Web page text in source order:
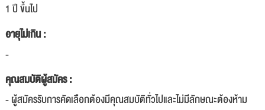
1 ปี ขึ้นไป
อายุไม่เกิน :
-
คุณสมบัติผู้สมัคร :
- ผู้สมัครรับการคัดเลือกต้องมีคุณสมบัติทั่วไปและไม่มีลักษณะต้องห้าม